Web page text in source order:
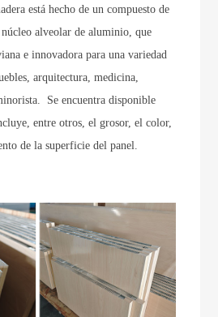
está hecho de un compuesto de
alveolar de aluminio, que
e innovadora para una variedad
arquitectura, medicina,
Se encuentra disponible
entre otros, el grosor, el color,
de la superficie del panel.